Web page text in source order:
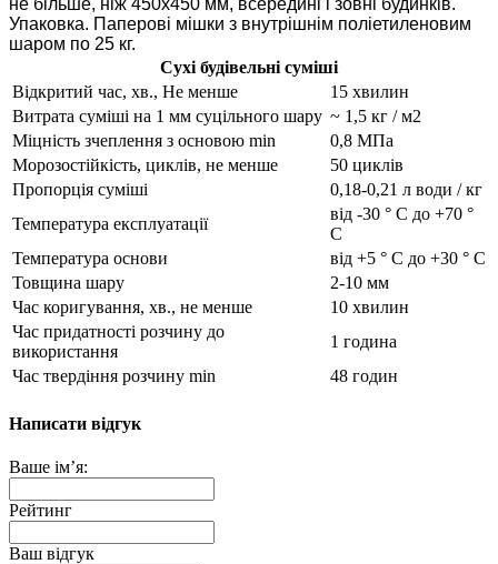
не більше, ніж 450х450 мм, всередині і зовні будинків.
Упаковка. Паперові мішки з внутрішнім поліетиленовим
шаром по 25 кг.
Сухі будівельні суміші
Відкритий час, хв., Не менше
15 хвилин
Витрата суміші на 1 мм суцільного шару ~ 1,5 кг / м2
Міцність зчеплення з основою min
0,8 МПа
Морозостійкість, циклів, не менше
50 циклів
Пропорція суміші
0,18-0,21 л води / кг
Температура експлуатації
від -30 ° C до +70 °
С
Температура основи
від +5 ° C до +30 ° С
Товщина шару
2-10 мм
Час коригування, хв., не менше
10 хвилин
Час придатності розчину до
використання
1 година
Час твердіння розчину min
48 годин
Написати відгук
Ваше ім’я:
Рейтинг
Ваш відгук